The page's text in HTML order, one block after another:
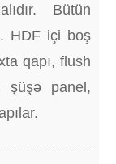
Bütün
HDF içi boş
qapı, flush
şüşə panel,